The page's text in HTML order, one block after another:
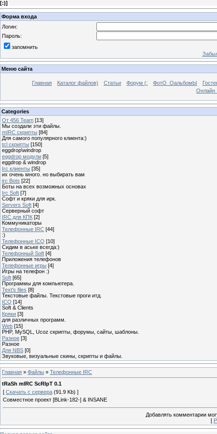
[:)]
Форма входа
Логин:
Пароль:
запомнить
Меню сайта
Главная Каталог файлов) Статьи Форум (: ФотО_ОальбомЫ
Онлайн
Categories
От 456 Team [13]
Мы создали эти файлы.
mIRC скрипты [84]
Для самого популярного клиента:)
tcl скрипты [150]
eggdrop\windrop
eggdrop модули [5]
eggdrop & windrop
Irc клиенты [35]
их очень много. но выбирать вам
irc Bots [22]
Боты на всех возможных основах
Irc Soft [7]
Софт и кряки для ирк.
Servers Soft [4]
Серверный софт
IRC для КПК [2]
Коммуникаторы
Телефонные IRC [44]
:)
Телефонные ICQ [10]
Сидим в аське всегда:)
Телефонный Soft [4]
Приложения телефонов
Телефонные игры [4]
Игры на телефон :)
Soft [65]
Программы для компьютера.
Text's files [8]
Текстовые файлы. Текстовые проги итд.
ICQ [14]
Soft & Clients
Кряки [3]
для различных программ.
Web [15]
PHP, MySQL, Ucoz скрипты, форумы, сайты, шаблоны.
Разное [3]
Разное
Для NBS [0]
Звуковые, визуальные скины, скрипты и файлы.
Главная » Файлы » Телефонные IRC
tRaSh mIRC ScRIpT 0.1
[ Скачать с сервера (91.9 Kb) ]
Совместное проект [BLink-182-] & INSANE
Добавлять комментарии
[